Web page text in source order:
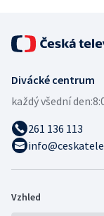
Divácké centrum
každý všední den:
261 136 113
Vzhled